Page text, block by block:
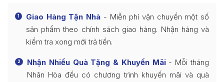
1 Giao Hàng Tận Nhà - Miễn phí vận chuyển một số
sản phẩm theo chính sách giao hàng. Nhận hàng và
kiểm tra xong mới trả tiền.
2 Nhận Nhiều Quà Tặng & Khuyến Mãi- Mỗi tháng
Nhân Hòa đều có chương trình khuyến mãi và quà